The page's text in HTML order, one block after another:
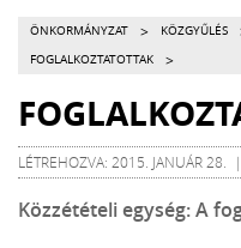
ÖNKORMÁNYZAT > KÖZGYŰLÉS
FOGLALKOZTATOTTAK >
LÉTREHOZVA: 2015. JANUÁR 28.
Közzétételi egység: A